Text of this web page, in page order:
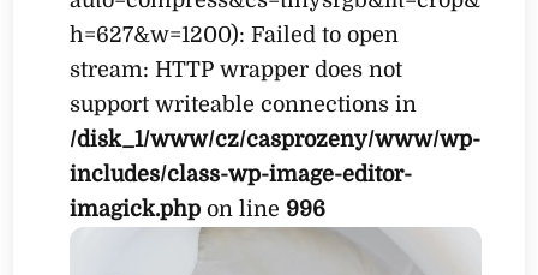
h=627&w=1200): Failed to open
stream: HTTP wrapper does not
support writeable connections in
/disk_1/www/cz/casprozeny/www/wp-
includes/class-wp-image-editor-
imagick.php on line 996